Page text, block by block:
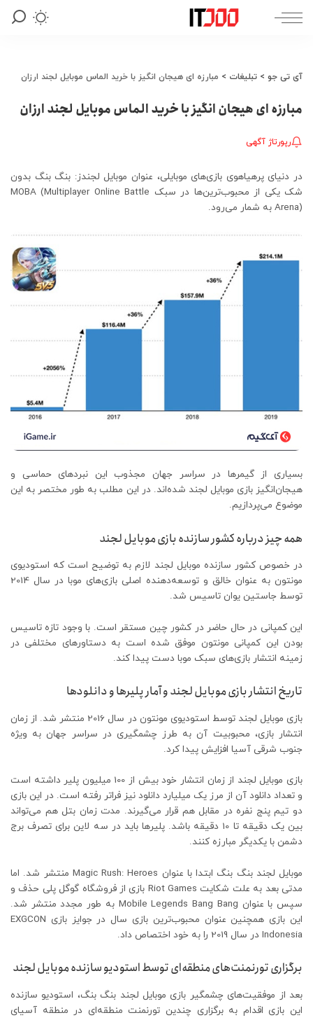
آی تی جو > تبلیغات > مبارزه ای هیجان انگیز با خرید الماس موبایل لجند ارزان
مبارزه ای هیجان انگیز با خرید الماس موبایل لجند ارزان
رپورتاژ آگهی
در دنیای پرهیاهوی بازی‌های موبایلی، عنوان موبایل لجندز: بنگ بنگ بدون
شک یکی از محبوب‌ترین‌ها در سبک MOBA (Multiplayer Online Battle
Arena) به شمار می‌رود.
بسیاری از گیمرها در سراسر جهان مجذوب این نبردهای حماسی و
هیجان‌انگیز بازی موبایل لجند شده‌اند. در این مطلب به طور مختصر به این
موضوع می‌پردازیم.
همه چیز درباره کشور سازنده بازی موبایل لجند
در خصوص کشور سازنده موبایل لجند لازم به توضیح است که استودیوی
مونتون به عنوان خالق و توسعه‌دهنده اصلی بازی‌های موبا در سال 2014
توسط جاستین یوان تاسیس شد.
این کمپانی در حال حاضر در کشور چین مستقر است. با وجود تازه تاسیس
بودن این کمپانی مونتون موفق شده است به دستاورهای مختلفی در
زمینه انتشار بازی‌های سبک موبا دست پیدا کند.
تاریخ انتشار بازی موبایل لجند و آمار پلیرها و دانلودها
بازی موبایل لجند توسط استودیوی مونتون در سال 2016 منتشر شد. از زمان
انتشار بازی، محبوبیت آن به طرز چشمگیری در سراسر جهان به ویژه
جنوب شرقی آسیا افزایش پیدا کرد.
بازی موبایل لجند از زمان انتشار خود بیش از 100 میلیون پلیر داشته است
و تعداد دانلود آن از مرز یک میلیارد دانلود نیز فراتر رفته است. در این بازی
دو تیم پنج نفره در مقابل هم قرار می‌گیرند. مدت زمان بتل هم می‌تواند
بین یک دقیقه تا 10 دقیقه باشد. پلیرها باید در سه لاین برای تصرف برج
دشمن با یکدیگر مبارزه کنند.
موبایل لجند بنگ بنگ ابتدا با عنوان Magic Rush: Heroes منتشر شد. اما
مدتی بعد به علت شکایت Riot Games بازی از فروشگاه گوگل پلی حذف و
سپس با عنوان Mobile Legends Bang Bang به طور مجدد منتشر شد.
این بازی همچنین عنوان محبوب‌ترین بازی سال در جوایز بازی EXGCON
Indonesia در سال 2019 را به خود اختصاص داد.
برگزاری تورنمنت‌های منطقه‌ای توسط استودیو سازنده موبایل لجند
بعد از موفقیت‌های چشمگیر بازی موبایل لجند بنگ بنگ، استودیو سازنده
این بازی اقدام به برگزاری چندین تورنمنت منطقه‌ای در منطقه آسیای